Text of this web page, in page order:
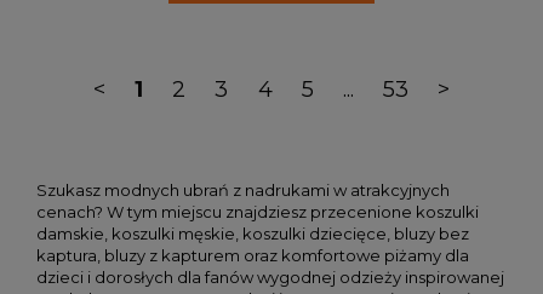
< 1 2 3 4 5 ... 53 >
Szukasz modnych ubrań z nadrukami w atrakcyjnych
cenach? W tym miejscu znajdziesz przecenione koszulki
damskie, koszulki męskie, koszulki dziecięce, bluzy bez
kaptura, bluzy z kapturem oraz komfortowe piżamy dla
dzieci i dorosłych dla fanów wygodnej odzieży inspirowanej